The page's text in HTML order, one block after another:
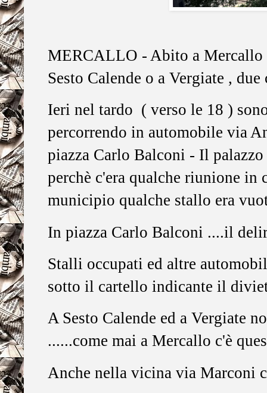
MERCALLO - Abito a Mercallo
Sesto Calende o a Vergiate ,
Ieri nel tardo ( verso le 18 )
percorrendo in automobile via
piazza Carlo Balconi - Il
perchè c'era qualche riunione in
municipio qualche stallo era
In piazza Carlo Balconi ....il
Stalli occupati ed altre
sotto il cartello indicante il
A Sesto Calende ed a Vergiate
......come mai a Mercallo c'è
Anche nella vicina via Marconi